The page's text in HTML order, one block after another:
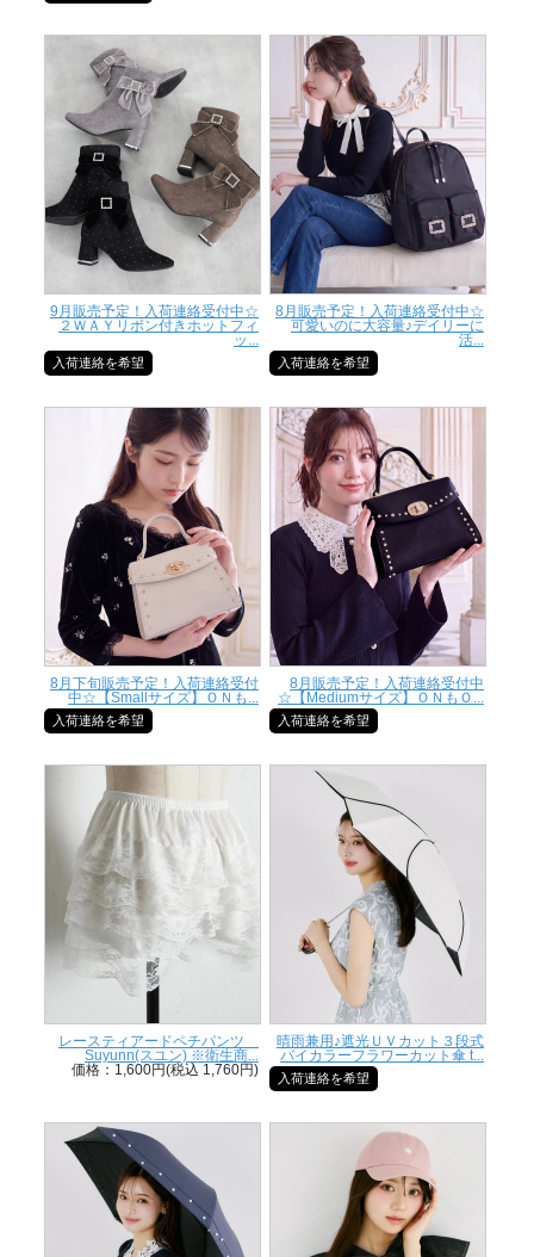
9月販売予定！入荷連絡受付中☆
２ＷＡＹリボン付きホットフィ
ッ...
入荷連絡を希望
8月販売予定！入荷連絡受付中☆
可愛いのに大容量♪デイリーに
活...
入荷連絡を希望
8月下旬販売予定！入荷連絡受付
中☆【Smallサイズ】ＯＮも...
入荷連絡を希望
8月販売予定！入荷連絡受付中
☆【Mediumサイズ】ＯＮもＯ...
入荷連絡を希望
レースティアードペチパンツ
Suyunn(スユン) ※衛生商...
価格：1,600円(税込 1,760円)
晴雨兼用♪遮光ＵＶカット３段式
バイカラーフラワーカット傘 t...
入荷連絡を希望